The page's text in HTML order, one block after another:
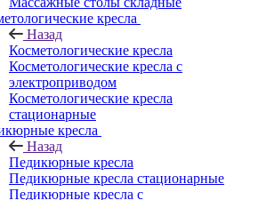
кресла
Назад
Косметологические кресла
Косметологические кресла с
электроприводом
Косметологические кресла
стационарные
кресла
Назад
Педикюрные кресла
Педикюрные кресла стационарные
Педикюрные кресла с